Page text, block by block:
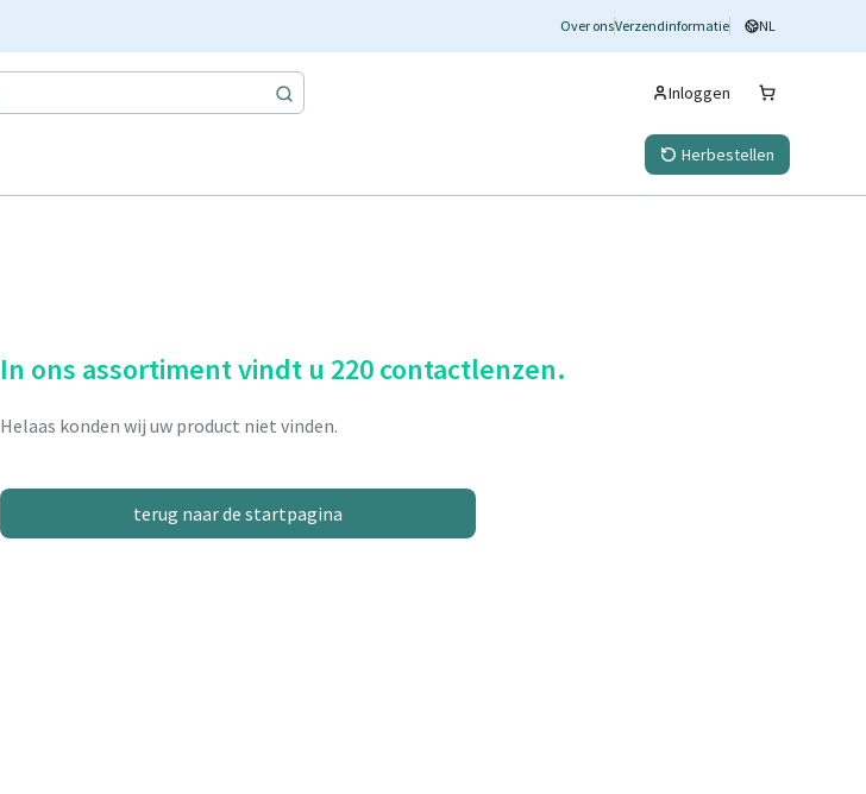
Over onsVerzendinformatie NL
Inloggen
Herbestellen
In ons assortiment vindt u 220 contactlenzen.
Helaas konden wij uw product niet vinden.
terug naar de startpagina